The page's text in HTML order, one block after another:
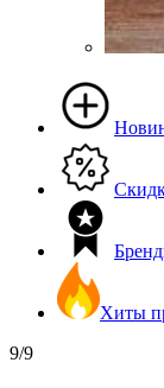
Хиты
9/9